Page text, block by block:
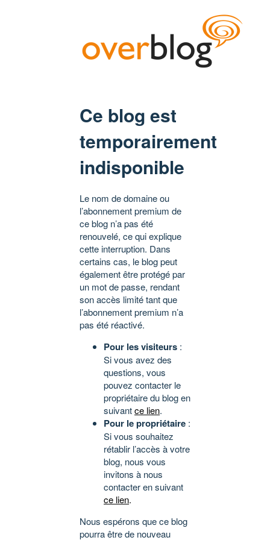
Ce blog est
temporairement
indisponible
Le nom de domaine ou
l’abonnement premium de
ce blog n’a pas été
renouvelé, ce qui explique
cette interruption. Dans
certains cas, le blog peut
également être protégé par
un mot de passe, rendant
son accès limité tant que
l’abonnement premium n’a
pas été réactivé.
Pour les visiteurs :
Si vous avez des
questions, vous
pouvez contacter le
propriétaire du blog en
suivantce lien.
Pour le propriétaire :
Si vous souhaitez
rétablir l’accès à votre
blog, nous vous
invitons à nous
contacter en suivant
ce lien.
Nous espérons que ce blog
pourra être de nouveau